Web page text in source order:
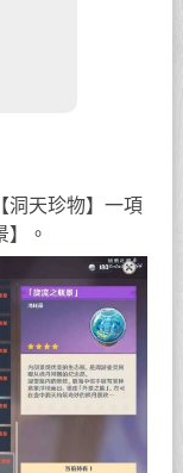
洞天珍物】一項
】。